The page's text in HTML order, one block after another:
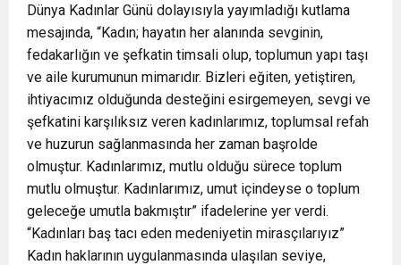
Dünya Kadınlar Günü dolayısıyla yayımladığı kutlama
mesajında, “Kadın; hayatın her alanında sevginin,
fedakarlığın ve şefkatin timsali olup, toplumun yapı taşı
ve aile kurumunun mimarıdır. Bizleri eğiten, yetiştiren,
ihtiyacımız olduğunda desteğini esirgemeyen, sevgi ve
şefkatini karşılıksız veren kadınlarımız, toplumsal refah
ve huzurun sağlanmasında her zaman başrolde
olmuştur. Kadınlarımız, mutlu olduğu sürece toplum
mutlu olmuştur. Kadınlarımız, umut içindeyse o toplum
geleceğe umutla bakmıştır” ifadelerine yer verdi.
“Kadınları baş tacı eden medeniyetin mirasçılarıyız”
Kadın haklarının uygulanmasında ulaşılan seviye,